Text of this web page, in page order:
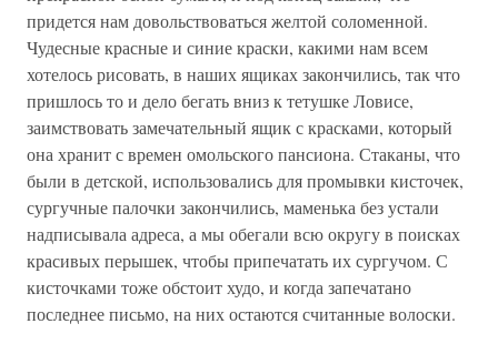
придется нам довольствоваться желтой соломенной.
Чудесные красные и синие краски, какими нам всем
хотелось рисовать, в наших ящиках закончились, так что
пришлось то и дело бегать вниз к тетушке Ловисе,
заимствовать замечательный ящик с красками, который
она хранит с времен омольского пансиона. Стаканы, что
были в детской, использовались для промывки кисточек,
сургучные палочки закончились, маменька без устали
надписывала адреса, а мы обегали всю округу в поисках
красивых перышек, чтобы припечатать их сургучом. С
кисточками тоже обстоит худо, и когда запечатано
последнее письмо, на них остаются считанные волоски.